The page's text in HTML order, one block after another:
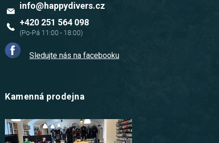
info@happydivers.cz
+420 251 564 098
Sledujte nás na facebooku
Kamenná prodejna